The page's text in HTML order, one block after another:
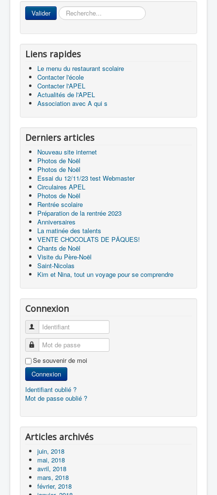
Valider Rechercher
Liens rapides
Le menu du restaurant scolaire
Contacter l'école
Contacter l'APEL
Actualités de l'APEL
Association avec A qui s
Derniers articles
Nouveau site internet
Photos de Noël
Photos de Noël
Essai du 12/11/23 test Webmaster
Circulaires APEL
Photos de Noël
Rentrée scolaire
Préparation de la rentrée 2023
Anniversaires
La matinée des talents
VENTE CHOCOLATS DE PÂQUES!
Chants de Noël
Visite du Père-Noël
Saint-Nicolas
Kim et Nina, tout un voyage pour se comprendre
Connexion
Identifiant
Mot de passe
Se souvenir de moi
Connexion
Identifiant oublié ?
Mot de passe oublié ?
Articles archivés
juin, 2018
mai, 2018
avril, 2018
mars, 2018
février, 2018